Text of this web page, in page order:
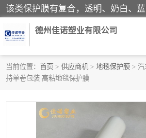
德州佳诺塑业有限公司
当前位置： 首页 > 供应商机 > 地毯保护膜 >
持单卷包装 高粘地毯保护膜
pe保护膜
地毯保护膜
透明保